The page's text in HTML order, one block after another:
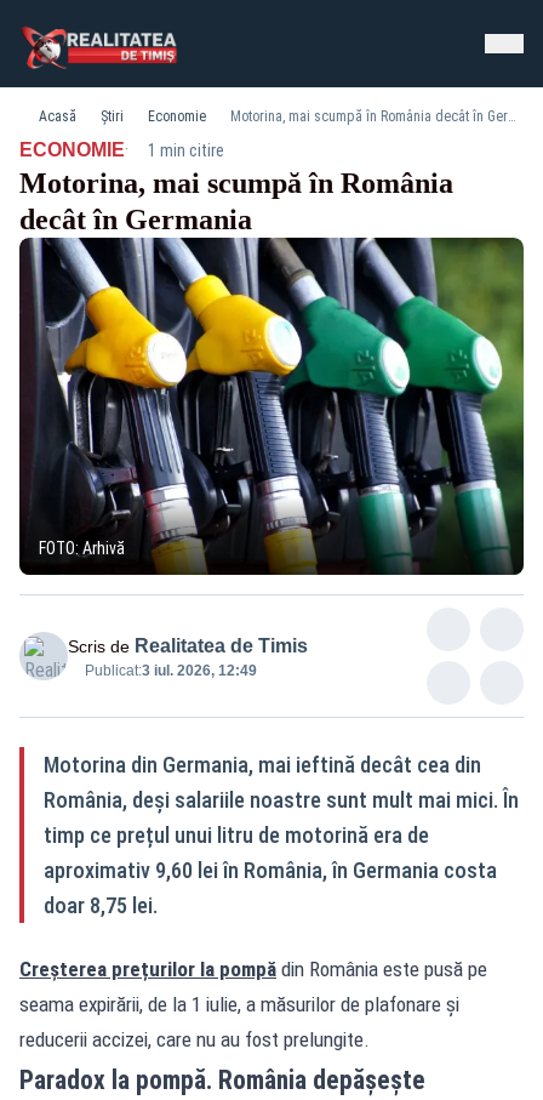
Acasă Știri Economie Motorina, mai scumpă în România decât în Germania
ECONOMIE· 1 min citire
Motorina, mai scumpă în România
decât în Germania
FOTO: Arhivă
Scris de Realitatea de Timis
Publicat:3 iul. 2026, 12:49
Motorina din Germania, mai ieftină decât cea din
România, deși salariile noastre sunt mult mai mici. În
timp ce prețul unui litru de motorină era de
aproximativ 9,60 lei în România, în Germania costa
doar 8,75 lei.
Creșterea prețurilor la pompă din România este pusă pe
seama expirării, de la 1 iulie, a măsurilor de plafonare și
reducerii accizei, care nu au fost prelungite.
Paradox la pompă. România depășește